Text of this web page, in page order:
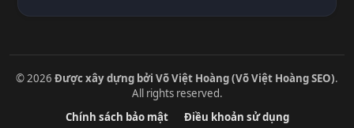
© 2026 Được xây dựng bởi Võ Việt Hoàng (Võ Việt Hoàng SEO).
All rights reserved.
Chính sách bảo mật
Điều khoản sử dụng